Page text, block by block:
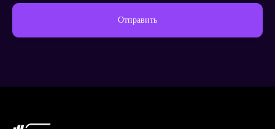
Отправить